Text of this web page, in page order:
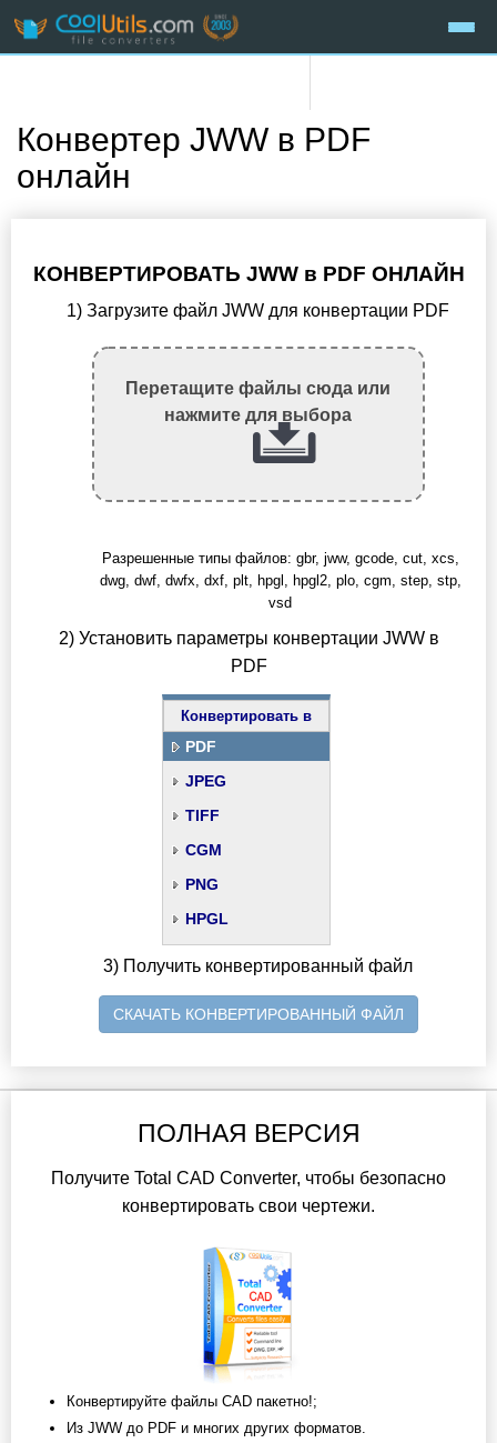
Конвертер JWW в PDF
онлайн
КОНВЕРТИРОВАТЬ JWW в PDF ОНЛАЙН
1) Загрузите файл JWW для конвертации PDF
Перетащите файлы сюда или
нажмите для выбора
Разрешенные типы файлов: gbr, jww, gcode, cut, xcs,
dwg, dwf, dwfx, dxf, plt, hpgl, hpgl2, plo, cgm, step, stp,
vsd
2) Установить параметры конвертации JWW в
PDF
Конвертировать в
PDF
JPEG
TIFF
CGM
PNG
HPGL
3) Получить конвертированный файл
СКАЧАТЬ КОНВЕРТИРОВАННЫЙ ФАЙЛ
ПОЛНАЯ ВЕРСИЯ
Получите Total CAD Converter, чтобы безопасно
конвертировать свои чертежи.
Конвертируйте файлы CAD пакетно!;
Из JWW до PDF и многих других форматов.